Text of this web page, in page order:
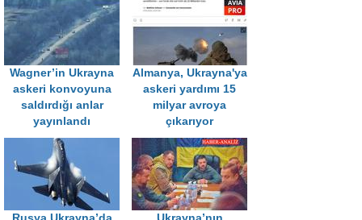
Wagner’in Ukrayna
askeri konvoyuna
saldırdığı anlar
yayınlandı
Almanya, Ukrayna'ya
askeri yardımı 15
milyar avroya
çıkarıyor